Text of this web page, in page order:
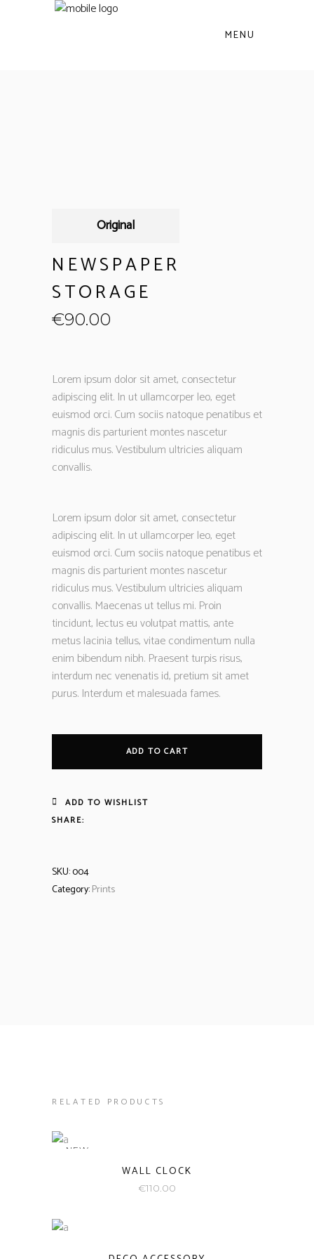
MENU
Original
NEWSPAPER
STORAGE
€90.00
Lorem ipsum dolor sit amet, consectetur
adipiscing elit. In ut ullamcorper leo, eget
euismod orci. Cum sociis natoque penatibus et
magnis dis parturient montes nascetur
ridiculus mus. Vestibulum ultricies aliquam
convallis.
Lorem ipsum dolor sit amet, consectetur
adipiscing elit. In ut ullamcorper leo, eget
euismod orci. Cum sociis natoque penatibus et
magnis dis parturient montes nascetur
ridiculus mus. Vestibulum ultricies aliquam
convallis. Maecenas ut tellus mi. Proin
tincidunt, lectus eu volutpat mattis, ante
metus lacinia tellus, vitae condimentum nulla
enim bibendum nibh. Praesent turpis risus,
interdum nec venenatis id, pretium sit amet
purus. Interdum et malesuada fames.
ADD TO CART
ADD TO WISHLIST
SHARE:
SKU:004
Category:Prints
RELATED PRODUCTS
NEW
WALL CLOCK
€110.00